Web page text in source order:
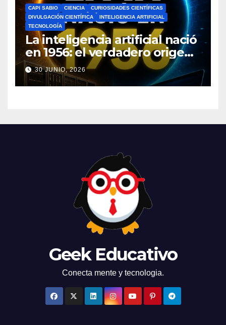
CAPI SABIO CIENCIA
CURIOSIDADES CIENTÍFICAS
DIVULGACIÓN CIENTÍFICA
INTELIGENCIA ARTIFICIAL
TECNOLOGÍA
La inteligencia artificial nació
en 1956: el verdadero origen
de la IA que cambió el
mundo
30 JUNIO, 2026
Geek Educativo
Conecta mente y tecnologia.